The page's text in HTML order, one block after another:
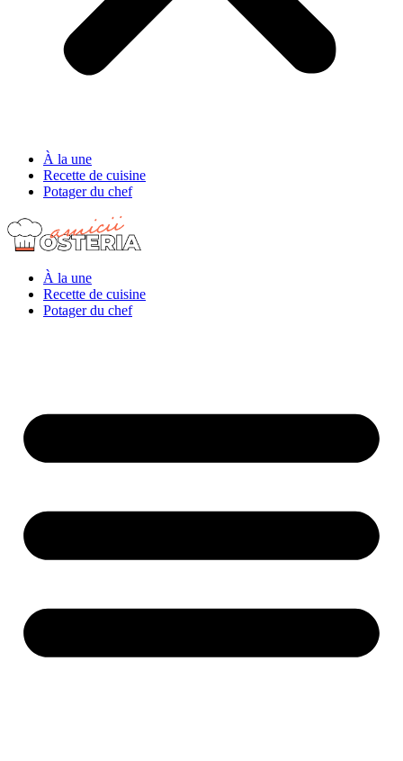
À la une
Recette de cuisine
Potager du chef
À la une
Recette de cuisine
Potager du chef